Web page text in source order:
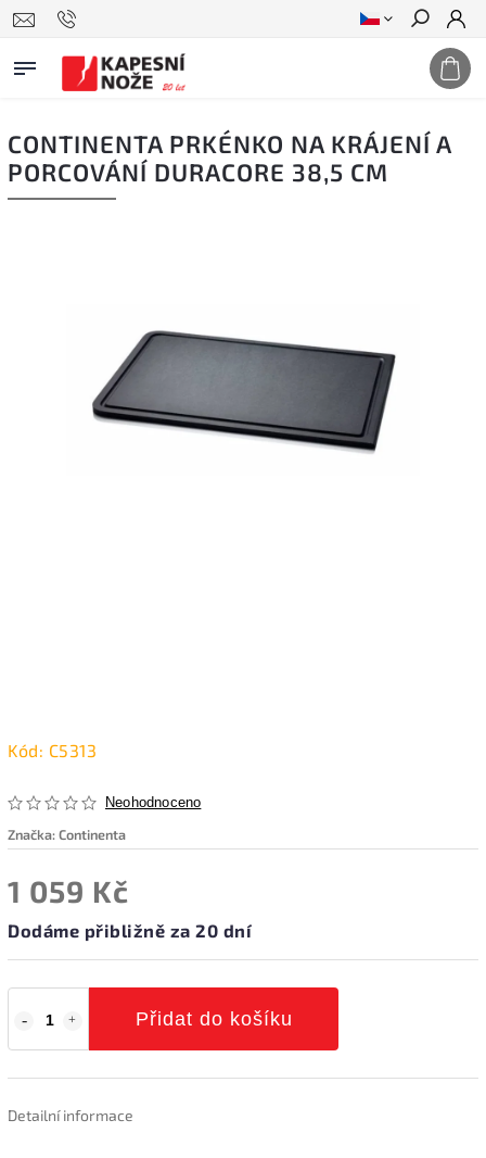
Hledat
CONTINENTA PRKÉNKO NA KRÁJENÍ A
PORCOVÁNÍ DURACORE 38,5 CM
Kód: C5313
Neohodnoceno
Značka:Continenta
1 059 Kč
Dodáme přibližně za 20 dní
Přidat do košíku
Detailní informace